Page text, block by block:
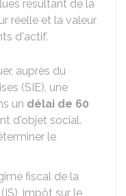
résultant de la
réelle et la valeur
d'actif.
auprès du
(SIE), une
un délai de 60
d'objet social.
le
fiscal de la
impôt sur le